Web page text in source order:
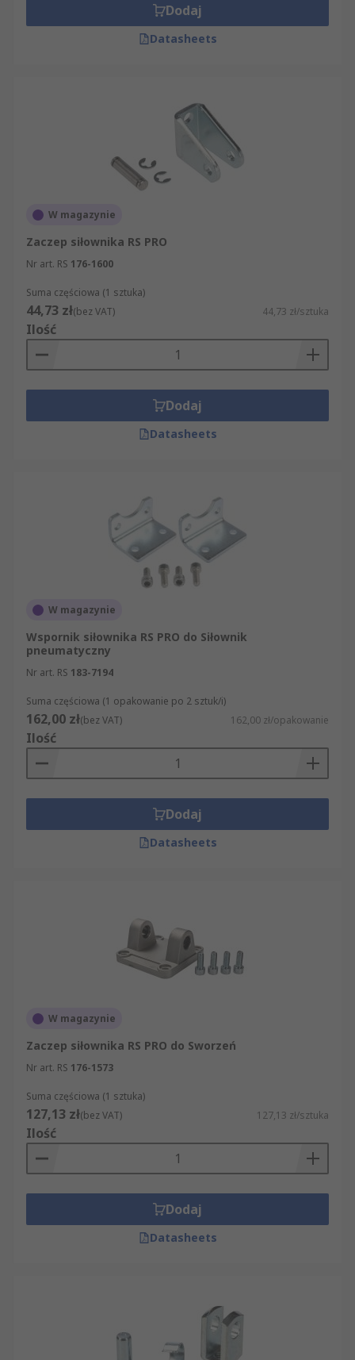
Dodaj
Datasheets
W magazynie
Zaczep siłownika RS PRO
Nr art. RS 176-1600
Suma częściowa (1 sztuka)
44,73 zł(bez VAT) 44,73 zł/sztuka
Ilość
Dodaj
Datasheets
W magazynie
Wspornik siłownika RS PRO do Siłownik
pneumatyczny
Nr art. RS 183-7194
Suma częściowa (1 opakowanie po 2 sztuk/i)
162,00 zł(bez VAT) 162,00 zł/opakowanie
Ilość
Dodaj
Datasheets
W magazynie
Zaczep siłownika RS PRO do Sworzeń
Nr art. RS 176-1573
Suma częściowa (1 sztuka)
127,13 zł(bez VAT) 127,13 zł/sztuka
Ilość
Dodaj
Datasheets